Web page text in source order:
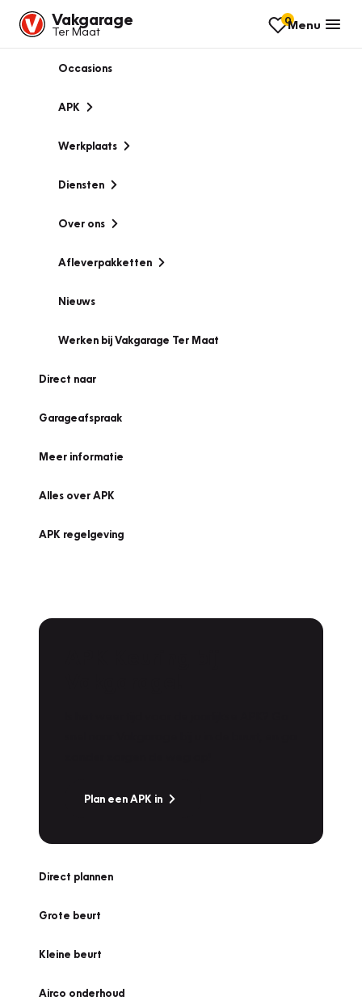
Vakgarage
Ter Maat
0Menu
Occasions
APK
Werkplaats
Diensten
Over ons
Afleverpakketten
Nieuws
Werken bij Vakgarage Ter Maat
Direct naar
Garageafspraak
Meer informatie
Alles over APK
APK regelgeving
Plan een APK in
Direct plannen
Grote beurt
Kleine beurt
Airco onderhoud